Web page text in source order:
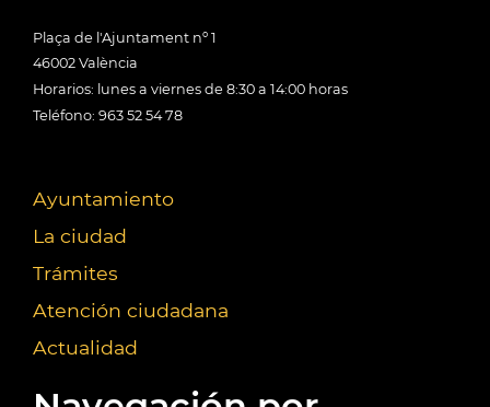
Plaça de l'Ajuntament nº 1
46002 València
Horarios: lunes a viernes de 8:30 a 14:00 horas
Teléfono: 963 52 54 78
Ayuntamiento
La ciudad
Trámites
Atención ciudadana
Actualidad